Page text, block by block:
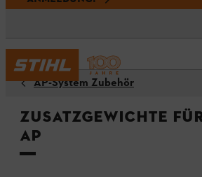
AP-System Zubehör
Zusatzgewichte
AP